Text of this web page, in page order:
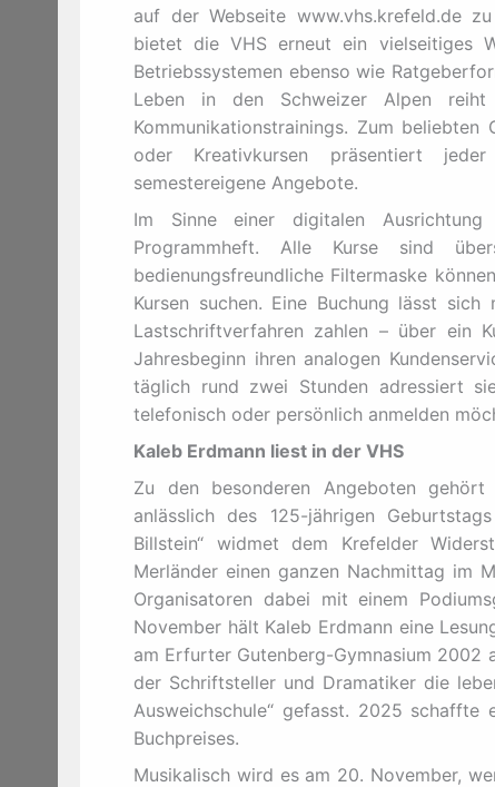
auf der Webseite www.vhs.krefeld.de
bietet die VHS erneut ein vielseitiges
Betriebssystemen ebenso wie
Leben in den Schweizer Alpen
Kommunikationstrainings. Zum
oder Kreativkursen präsentiert
semestereigene Angebote.
Im Sinne einer digitalen
Programmheft. Alle Kurse sind
bedienungsfreundliche Filtermaske
Kursen suchen. Eine Buchung lässt
Lastschriftverfahren zahlen – über ein
Jahresbeginn ihren analogen
täglich rund zwei Stunden adressiert
telefonisch oder persönlich anmelden
Kaleb Erdmann liest in der VHS
Zu den besonderen Angeboten
anlässlich des 125-jährigen
Billstein“ widmet dem Krefelder
Merländer einen ganzen Nachmittag im
Organisatoren dabei mit einem
November hält Kaleb Erdmann eine
am Erfurter Gutenberg-Gymnasium 2002
der Schriftsteller und Dramatiker die
Ausweichschule“ gefasst. 2025
Buchpreises.
Musikalisch wird es am 20. November,